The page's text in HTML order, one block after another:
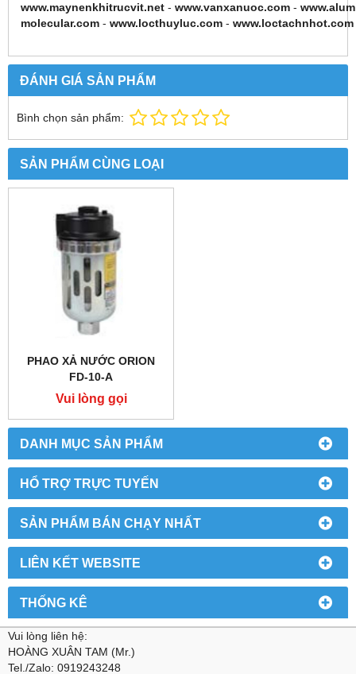
DANH MỤC SẢN PHẨM
HỔ TRỢ TRỰC TUYẾN
SẢN PHẨM BÁN CHẠY NHẤT
LIÊN KẾT WEBSITE
THỐNG KÊ
www.maynenkhitrucvit.net - www.vanxanuoc.com -
molecular.com - www.locthuyluc.com - www.loctachnhot.com
ĐÁNH GIÁ SẢN PHẨM
Bình chọn sản phẩm:
SẢN PHẨM CÙNG LOẠI
PHAO XẢ NƯỚC ORION
FD-10-A
Vui lòng gọi
Vui lòng liên hệ:
HOÀNG XUÂN TAM (Mr.)
Tel./Zalo: 0919243248